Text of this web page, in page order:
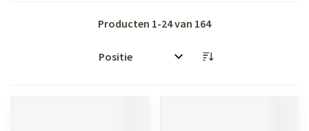
Producten 1-24van 164
Sorteer op: